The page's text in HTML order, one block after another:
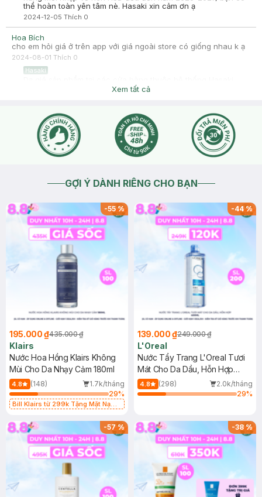
thể hoàn toàn yên tâm nè. Hasaki xin cảm ơn ạ
2024-12-05 Thích 0
Hoa Bích
cho em hỏi giá ở trên app với giá ngoài store có giống nhau k ạ
2024-08-01 Thích 0
Hasaki
trên website/app hasaki.vn đều giống nhau. Bạn có thể đặt
2024-08-02Thích
Xem tất cả
GỢI Ý DÀNH RIÊNG CHO BẠN
-55%
195.000 ₫435.000 ₫
Klairs
Nước Hoa Hồng Klairs Không
Mùi Cho Da Nhạy Cảm 180ml
4.8 (148)
1.7k/tháng
29%
Bill Klairs từ 299k Tặng Mặt Nạ
25ml (SL Có Hạn)
-44%
139.000 ₫249.000 ₫
L'Oreal
Nước Tẩy Trang L'Oreal Tươi
Mát Cho Da Dầu, Hỗn Hợp
400ml
4.8 (298)
2.0k/tháng
29%
-57% -38%